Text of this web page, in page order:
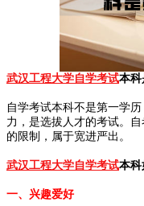
武汉工程大学自学考试本科
自学考试本科不是第一学
力，是选拔人才的考试。
的限制，属于宽进严出。
武汉工程大学自学考试本科
一、兴趣爱好